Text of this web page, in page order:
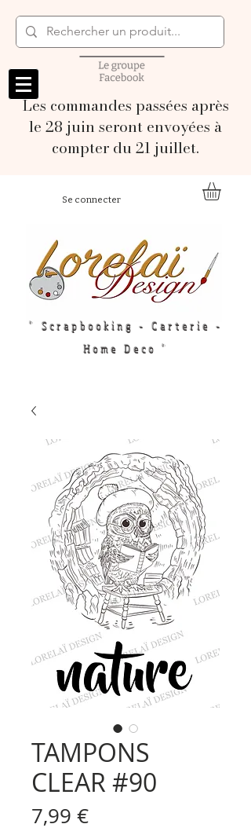
Les commandes passées après
le 28 juin seront envoyées à
compter du 21 juillet.
Se connecter
" Scrapbooking - Carterie -
Home Deco "
TAMPONS
CLEAR #90
7,99 €Prix